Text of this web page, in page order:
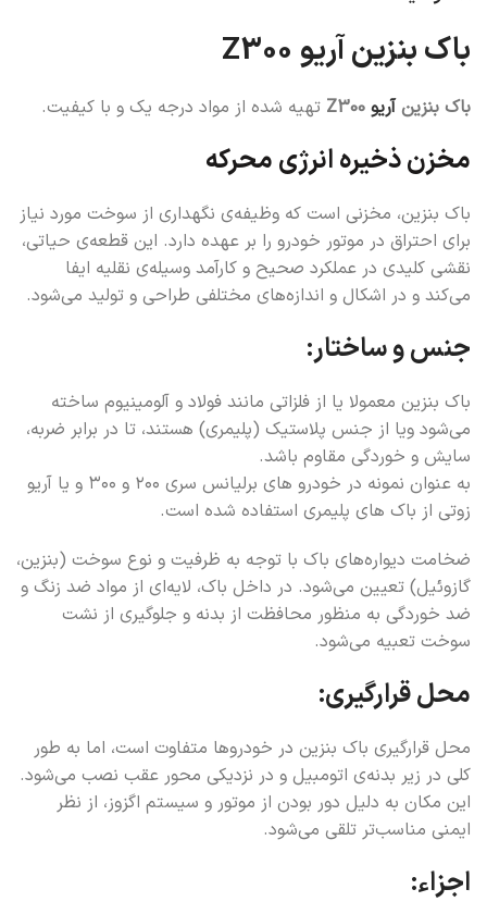
باک بنزین آریو Z300
باک بنزین آریو تهیه شده از مواد درجه یک و با کیفیت.
مخزن ذخیره انرژی محرکه
باک بنزین، مخزنی است که وظیفه‌ی نگهداری از سوخت مورد نیاز
برای احتراق در موتور خودرو را بر عهده دارد. این قطعه‌ی حیاتی،
نقشی کلیدی در عملکرد صحیح و کارآمد وسیله‌ی نقلیه ایفا
می‌کند و در اشکال و اندازه‌های مختلفی طراحی و تولید می‌شود.
جنس و ساختار:
باک بنزین معمولا یا از فلزاتی مانند فولاد و آلومینیوم ساخته
می‌شود ویا از جنس پلاستیک (پلیمری) هستند، تا در برابر ضربه،
سایش و خوردگی مقاوم باشد.
به عنوان نمونه در خودرو های برلیانس سری ۲۰۰ و ۳۰۰ و یا آریو
زوتی از باک های پلیمری استفاده شده است.
ضخامت دیواره‌های باک با توجه به ظرفیت و نوع سوخت (بنزین،
گازوئیل) تعیین می‌شود. در داخل باک، لایه‌ای از مواد ضد زنگ و
ضد خوردگی به منظور محافظت از بدنه و جلوگیری از نشت
سوخت تعبیه می‌شود.
محل قرارگیری:
محل قرارگیری باک بنزین در خودروها متفاوت است، اما به طور
کلی در زیر بدنه‌ی اتومبیل و در نزدیکی محور عقب نصب می‌شود.
این مکان به دلیل دور بودن از موتور و سیستم اگزوز، از نظر
ایمنی مناسب‌تر تلقی می‌شود.
اجزاء: